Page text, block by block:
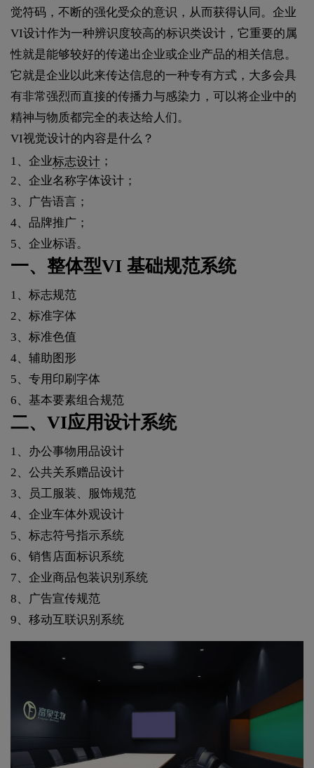
觉符码，不断的强化受众的意识，从而获得认同。企业
VI设计作为一种辨识度较高的标识类设计，它重要的属
性就是能够较好的传递出企业或企业产品的相关信息。
它就是企业以此来传达信息的一种专有方式，大多会具
有非常强烈而直接的传播力与感染力，可以将企业中的
精神与物质都完全的表达给人们。
VI视觉设计的内容是什么？
1、企业标志设计 ；
2、企业名称字体设计；
3、广告语言；
4、品牌推广；
5、企业标语。
一、整体型VI 基础规范系统
1、标志规范
2、标准字体
3、标准色值
4、辅助图形
5、专用印刷字体
6、基本要素组合规范
二、VI应用设计系统
1、办公事物用品设计
2、公共关系赠品设计
3、员工服装、服饰规范
4、企业车体外观设计
5、标志符号指示系统
6、销售店面标识系统
7、企业商品包装识别系统
8、广告宣传规范
9、移动互联识别系统